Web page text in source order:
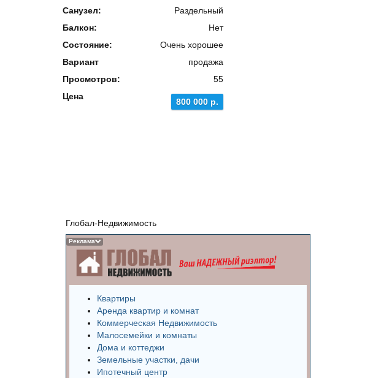
Санузел:
Раздельный
Балкон:
Нет
Состояние:
Очень хорошее
Вариант
продажа
Просмотров:
55
Цена
800 000 р.
Реклама
Глобал-Недвижимость
Квартиры
Аренда квартир и комнат
Коммерческая Недвижимость
Малосемейки и комнаты
Дома и коттеджи
Земельные участки, дачи
Ипотечный центр